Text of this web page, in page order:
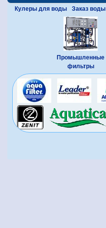
Кулеры для воды
Заказ воды
Промышленные
фильтры